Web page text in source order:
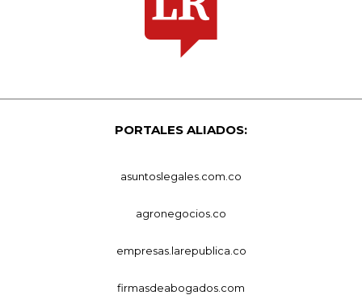
PORTALES ALIADOS:
asuntoslegales.com.co
agronegocios.co
empresas.larepublica.co
firmasdeabogados.com